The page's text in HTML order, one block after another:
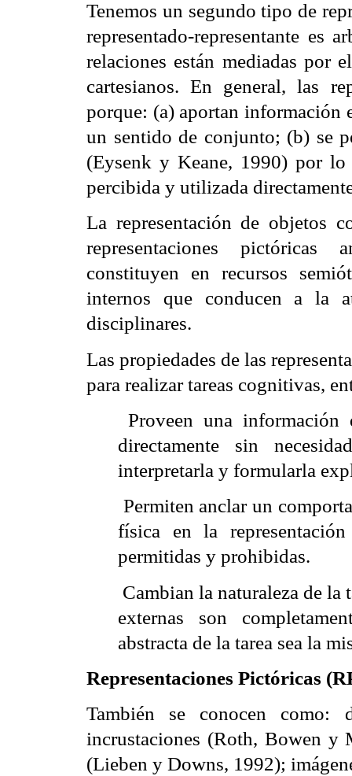
Tenemos un segundo tipo de
representado-representante es
relaciones están mediadas por
cartesianos. En general, las
porque: (a) aportan información
un sentido de conjunto; (b) se
(Eysenk y Keane, 1990) por
percibida y utilizada
La representación de objetos
representaciones pictóricas
constituyen en recursos
internos que conducen a la
disciplinares.
Las propiedades de las
para realizar tareas cognitivas,
 Proveen una
directamente sin
interpretarla y formularla
 Permiten anclar un
física en la
permitidas y prohibidas.
 Cambian la naturaleza de
externas son
abstracta de la tarea sea la
Representaciones Pictóricas
También se conocen como:
incrustaciones (Roth, Bowen y
(Lieben y Downs, 1992);